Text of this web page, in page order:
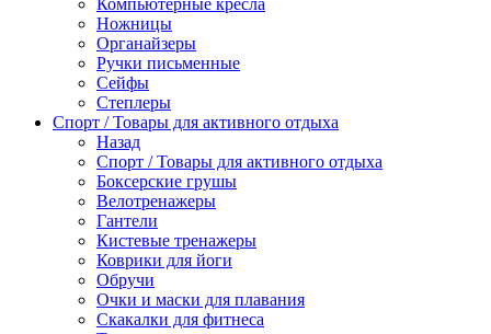
Компьютерные кресла
Ножницы
Органайзеры
Ручки письменные
Сейфы
Степлеры
Спорт / Товары для активного отдыха
Назад
Спорт / Товары для активного отдыха
Боксерские грушы
Велотренажеры
Гантели
Кистевые тренажеры
Коврики для йоги
Обручи
Очки и маски для плавания
Скакалки для фитнеса